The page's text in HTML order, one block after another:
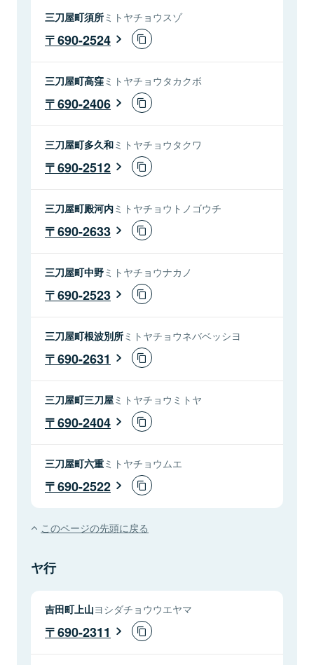
三刀屋町須所ミトヤチョウスゾ
690-2524
三刀屋町高窪ミトヤチョウタカクボ
690-2406
三刀屋町多久和ミトヤチョウタクワ
690-2512
三刀屋町殿河内ミトヤチョウトノゴウチ
690-2633
三刀屋町中野ミトヤチョウナカノ
690-2523
三刀屋町根波別所ミトヤチョウネバベッシヨ
690-2631
三刀屋町三刀屋ミトヤチョウミトヤ
690-2404
三刀屋町六重ミトヤチョウムエ
690-2522
このページの先頭に戻る
ヤ行
吉田町上山ヨシダチョウウエヤマ
690-2311